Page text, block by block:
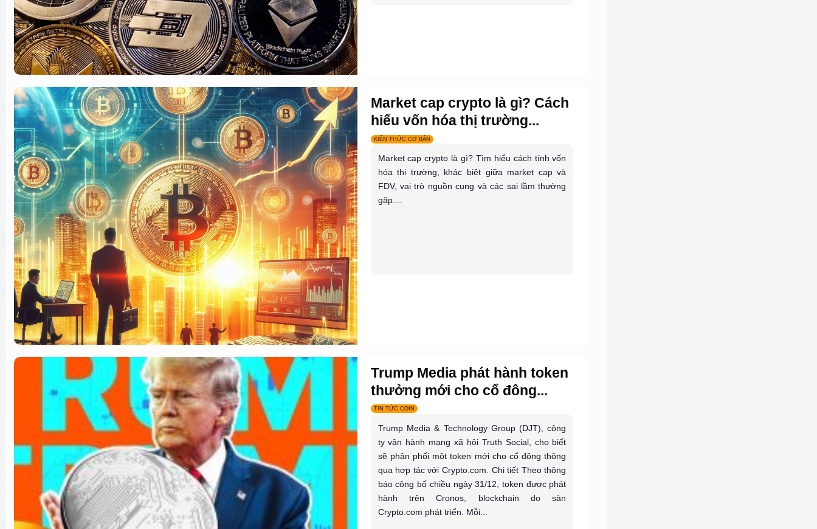
Market cap crypto là gì? Cách
hiểu vốn hóa thị trường...
KIẾN THỨC CƠ BẢN
Market cap crypto là gì? Tìm hiểu cách tính vốn
hóa thị trường, khác biệt giữa market cap và
FDV, vai trò nguồn cung và các sai lầm thường
gặp....
Trump Media phát hành token
thưởng mới cho cổ đông...
TIN TỨC COIN
Trump Media & Technology Group (DJT), công
ty vận hành mạng xã hội Truth Social, cho biết
sẽ phân phối một token mới cho cổ đông thông
qua hợp tác với Crypto.com. Chi tiết Theo thông
báo công bố chiều ngày 31/12, token được phát
hành trên Cronos, blockchain do sàn
Crypto.com phát triển. Mỗi...